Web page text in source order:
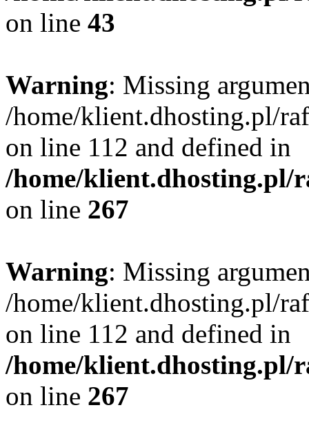
on line 43
Warning: Missing
/home/klient.dhosting.pl/
on line 112 and defined in
/home/klient.dhosting.pl/
on line 267
Warning: Missing
/home/klient.dhosting.pl/
on line 112 and defined in
/home/klient.dhosting.pl/
on line 267